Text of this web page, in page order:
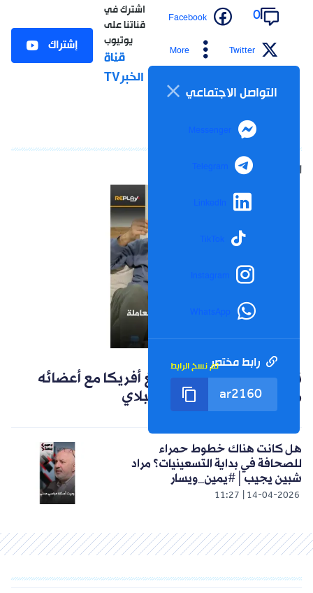
0
Facebook
Twitter
More
التواصل الاجتماعي
Messenger
Telegram
LinkedIn
TikTok
Instagram
WhatsApp
رابط مختصرتم نسخ الرابط
اشترك في
قناتنا على
يوتيوب
قناة
الخبرTV
إشتراك
الشورت التالي